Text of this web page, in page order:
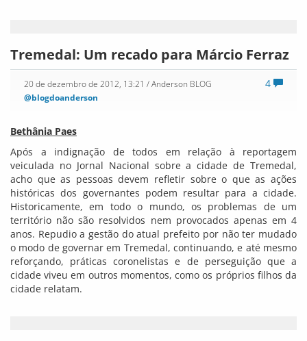
Tremedal: Um recado para Márcio Ferraz
4
20 de dezembro de 2012, 13:21 / Anderson BLOG
@blogdoanderson
Bethânia Paes
Após a indignação de todos em relação à reportagem
veiculada no Jornal Nacional sobre a cidade de Tremedal,
acho que as pessoas devem refletir sobre o que as ações
históricas dos governantes podem resultar para a cidade.
Historicamente, em todo o mundo, os problemas de um
território não são resolvidos nem provocados apenas em 4
anos. Repudio a gestão do atual prefeito por não ter mudado
o modo de governar em Tremedal, continuando, e até mesmo
reforçando, práticas coronelistas e de perseguição que a
cidade viveu em outros momentos, como os próprios filhos da
cidade relatam.